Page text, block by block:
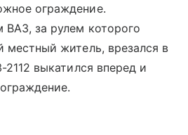
ограждение.
за рулем которого
местный житель, врезался в
2112 выкатился вперед и